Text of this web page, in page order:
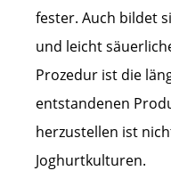
fester. Auch bildet
und leicht
Prozedur ist die
entstandenen
herzustellen ist
Joghurtkulturen.